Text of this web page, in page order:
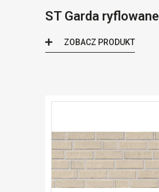
ST Garda ryflowane
ZOBACZ PRODUKT